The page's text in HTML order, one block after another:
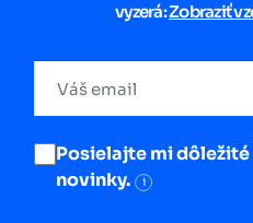
vyzerá:Zobraziť
Posielajte mi
novinky.
i